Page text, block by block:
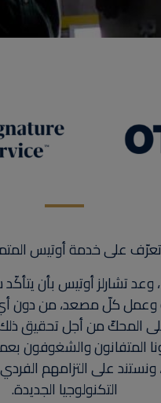
تعرّف على خدمة أوتيس
١٨٦١، وعد تشارلز أوتيس بأن
كلّ مصعد، من دون أي
المحكّ من أجل تحقيق ذلك.
المتفانون والشغوفون
على التزامهم الفردي
التكنولوجيا الجديدة.